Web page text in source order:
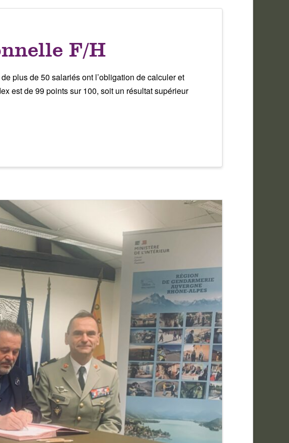
F/H
plus de 50 salariés ont l’obligation de calculer et
est de 99 points sur 100, soit un résultat supérieur